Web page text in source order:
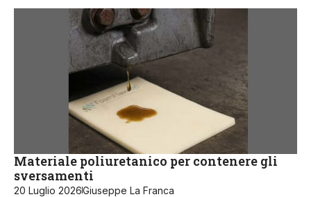
Materiale poliuretanico per contenere gli
sversamenti
20 Luglio 2026Giuseppe La Franca